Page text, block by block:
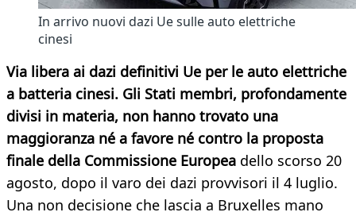
In arrivo nuovi dazi Ue sulle auto elettriche
cinesi
Via libera ai dazi definitivi Ue per le auto elettriche
a batteria cinesi. Gli Stati membri, profondamente
divisi in materia, non hanno trovato una
maggioranza né a favore né contro la proposta
finale della Commissione Europea dello scorso 20
agosto, dopo il varo dei dazi provvisori il 4 luglio.
Una non decisione che lascia a Bruxelles mano